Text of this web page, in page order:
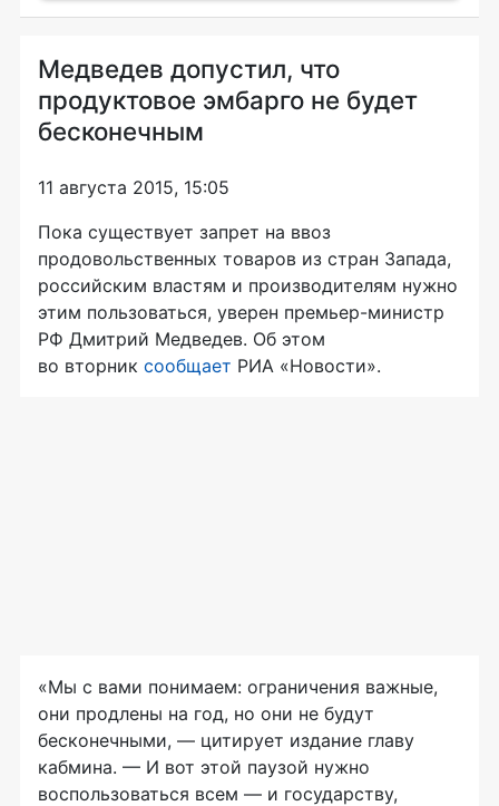
Медведев допустил, что
продуктовое эмбарго не будет
бесконечным
11 августа 2015, 15:05
Пока существует запрет на ввоз
продовольственных товаров из стран Запада,
российским властям и производителям нужно
этим пользоваться, уверен премьер-министр
РФ Дмитрий Медведев. Об этом
во вторник сообщает РИА «Новости».
«Мы с вами понимаем: ограничения важные,
они продлены на год, но они не будут
бесконечными, — цитирует издание главу
кабмина. — И вот этой паузой нужно
воспользоваться всем — и государству,